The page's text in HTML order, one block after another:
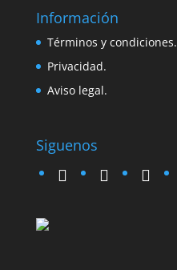
Información
Términos y condiciones.
Privacidad.
Aviso legal.
Siguenos
twitter instagramfacebook